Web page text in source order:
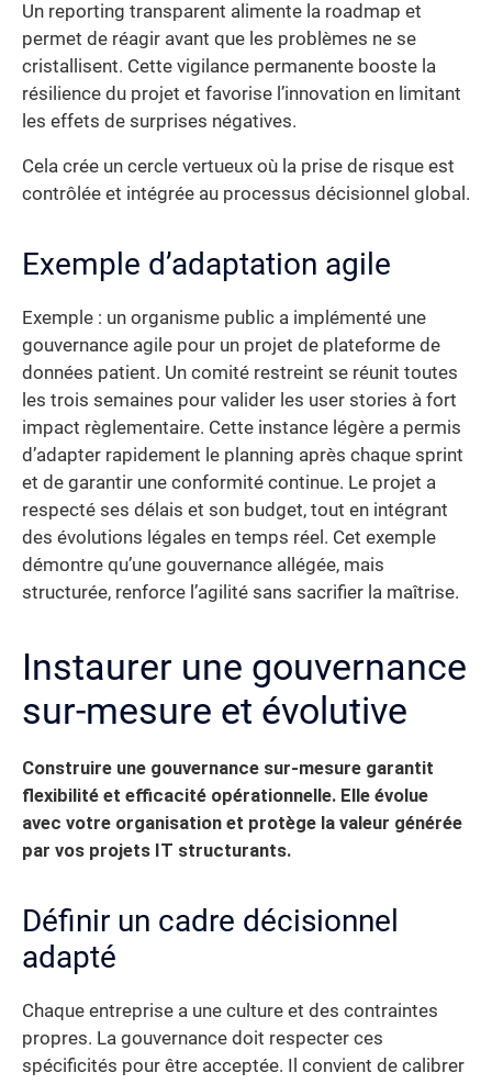
Un reporting transparent alimente la roadmap et
permet de réagir avant que les problèmes ne se
cristallisent. Cette vigilance permanente booste la
résilience du projet et favorise l’innovation en limitant
les effets de surprises négatives.
Cela crée un cercle vertueux où la prise de risque est
contrôlée et intégrée au processus décisionnel global.
Exemple d’adaptation agile
Exemple : un organisme public a implémenté une
gouvernance agile pour un projet de plateforme de
données patient. Un comité restreint se réunit toutes
les trois semaines pour valider les user stories à fort
impact règlementaire. Cette instance légère a permis
d’adapter rapidement le planning après chaque sprint
et de garantir une conformité continue. Le projet a
respecté ses délais et son budget, tout en intégrant
des évolutions légales en temps réel. Cet exemple
démontre qu’une gouvernance allégée, mais
structurée, renforce l’agilité sans sacrifier la maîtrise.
Instaurer une gouvernance
sur-mesure et évolutive
Construire une gouvernance sur-mesure garantit
flexibilité et efficacité opérationnelle. Elle évolue
avec votre organisation et protège la valeur générée
par vos projets IT structurants.
Définir un cadre décisionnel
adapté
Chaque entreprise a une culture et des contraintes
propres. La gouvernance doit respecter ces
spécificités pour être acceptée. Il convient de calibrer